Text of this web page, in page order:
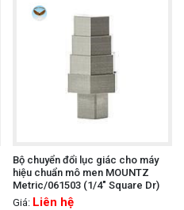
Bộ chuyển đổi lục giác cho máy
hiệu chuẩn mô men MOUNTZ
Metric/061503 (1/4" Square Dr)
Giá: Liên hệ